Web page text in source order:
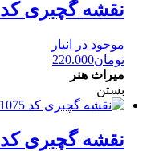
نقشه گچبری کد N-62
موجود در انبار
تومان220.000
میراث هنر
بستن
نقشه گچبری کد H-1075